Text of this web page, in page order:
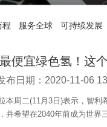
程 服务全球 可持续发展
便宜绿色氢！这
布日期：2020-11-06
本周二(11月3日)表示，智利
并希望在2040年前成为世界